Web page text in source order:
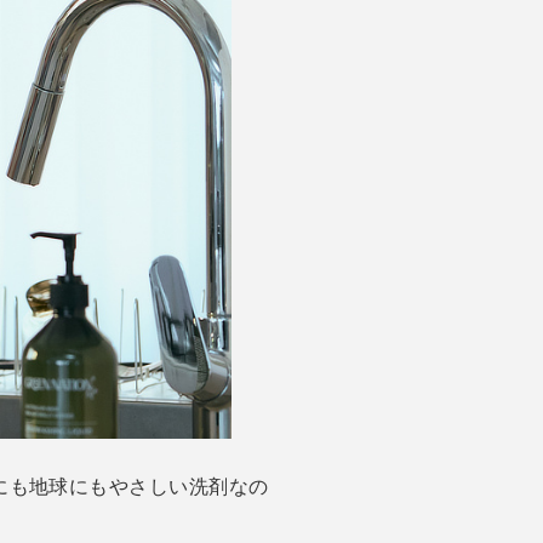
地球にもやさしい洗剤なの